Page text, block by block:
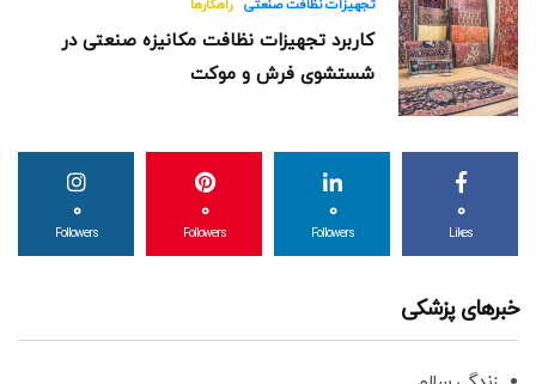
تجهیزات نظافت صنعتی راهکارها
کاربرد تجهیزات نظافت مکانیزه صنعتی در
شستشوی فرش و موکت
0
Likes
0
Followers
0
Followers
0
Followers
خبرهای پزشکی